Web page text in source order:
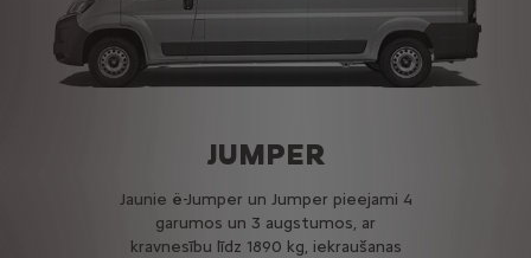
JUMPER
Jaunie ë-Jumper un Jumper pieejami 4
garumos un 3 augstumos, ar
kravnesību līdz 1890 kg, iekraušanas